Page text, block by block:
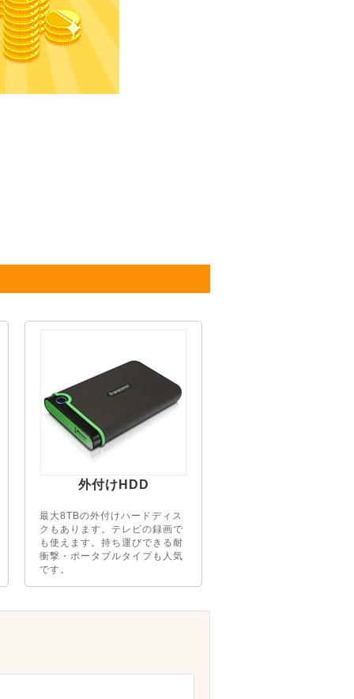
外付けHDD
最大8TBの外付けハードディス
クもあります。テレビの録画で
も使えます。持ち運びできる耐
衝撃・ポータブルタイプも人気
です。